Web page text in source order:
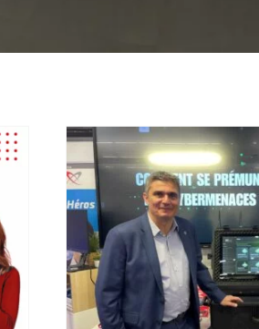
Facturation électronique,
2026 ?
Logiciels de Gestion